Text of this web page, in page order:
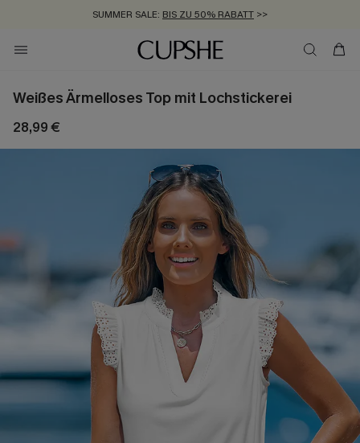
SUMMER SALE: BIS ZU 50% RABATT >>
ZUM NEWSLETTER:BIS ZU -20% EXTRA ERHALTEN
KOSTENLOSER VERSAND AB 89 €
Weißes Ärmelloses Top mit Lochstickerei
28,99 €